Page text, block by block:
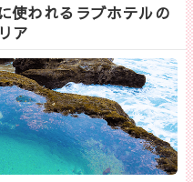
使われるラブホテルの
ア